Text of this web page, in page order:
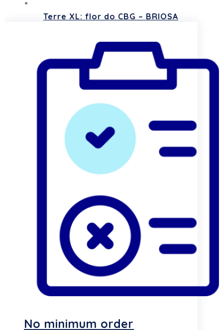
Terre XL: flor do CBG – BRIOSA
No minimum order